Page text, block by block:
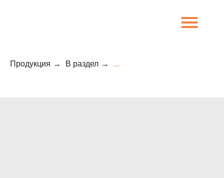
Продукция → В раздел → ...